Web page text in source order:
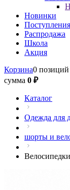
Новинки
Поступления
Распродажа
Школа
Акция
Корзина0 позиций
сумма 0 ₽
Каталог
Одежда для
шорты и